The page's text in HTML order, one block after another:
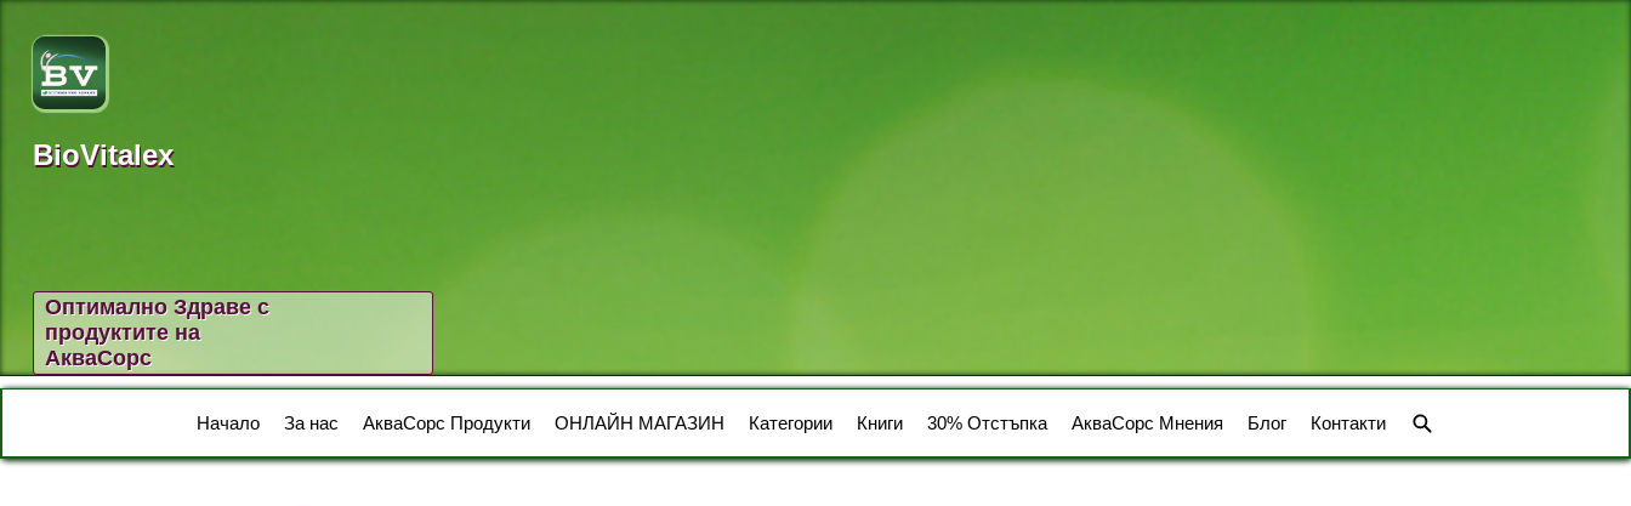
BioVitalex
Оптимално Здраве с
продуктите на
АкваСорс
Начало За нас АкваСорс Продукти ОНЛАЙН МАГАЗИН Категории Книги 30% Отстъпка АкваСорс Мнения Блог Контакти